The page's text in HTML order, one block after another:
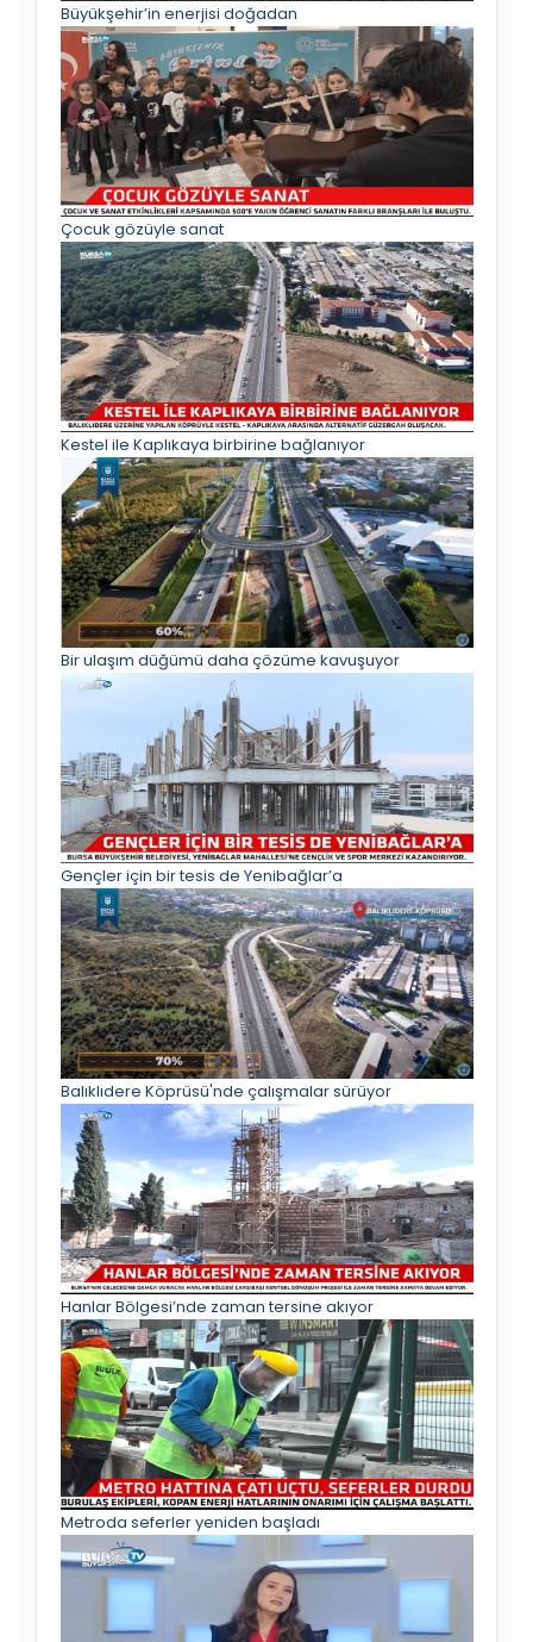
Büyükşehir’in enerjisi doğadan
Çocuk gözüyle sanat
Kestel ile Kaplıkaya birbirine bağlanıyor
Bir ulaşım düğümü daha çözüme kavuşuyor
Gençler için bir tesis de Yenibağlar’a
Balıklıdere Köprüsü'nde çalışmalar sürüyor
Hanlar Bölgesi’nde zaman tersine akıyor
Metroda seferler yeniden başladı